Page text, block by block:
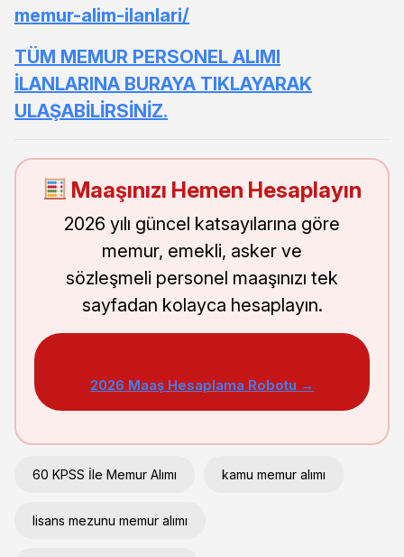
memur-alim-ilanlari/
TÜM MEMUR PERSONEL ALIMI
İLANLARINA BURAYA TIKLAYARAK
ULAŞABİLİRSİNİZ.
Maaşınızı Hemen Hesaplayın
2026 yılı güncel katsayılarına göre
memur, emekli, asker ve
sözleşmeli personel maaşınızı tek
sayfadan kolayca hesaplayın.
2026 Maaş Hesaplama Robotu →
60 KPSS İle Memur Alımı kamu memur alımı
lisans mezunu memur alımı